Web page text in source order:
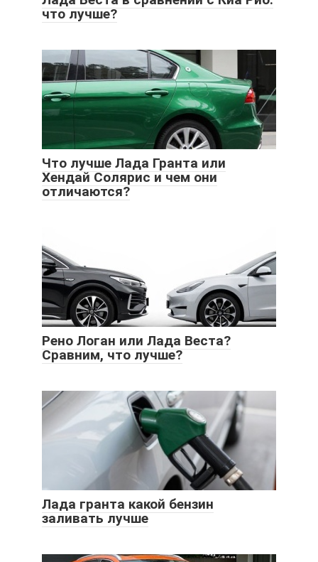
что лучше?
Что лучше Лада Гранта или
Хендай Солярис и чем они
отличаются?
Рено Логан или Лада Веста?
Сравним, что лучше?
Лада гранта какой бензин
заливать лучше